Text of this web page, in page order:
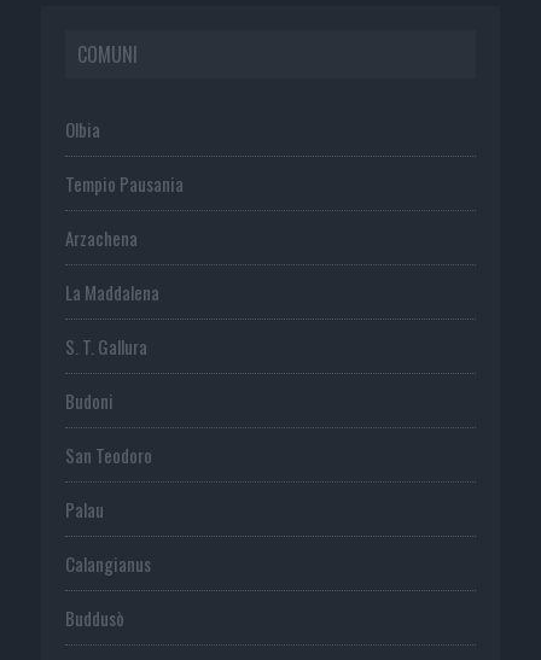
COMUNI
Olbia
Tempio Pausania
Arzachena
La Maddalena
S. T. Gallura
Budoni
San Teodoro
Palau
Calangianus
Buddusò